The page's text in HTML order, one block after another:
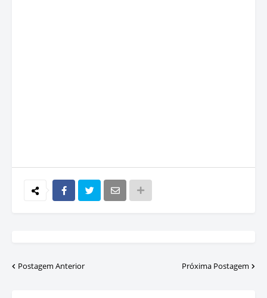
Postagem Anterior Próxima Postagem